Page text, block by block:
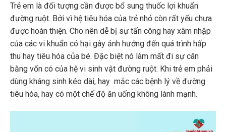
Trẻ em là đối tượng cần được bổ sung thuốc lợi khuẩn
đường ruột. Bởi vì hệ tiêu hóa của trẻ nhỏ còn rất yếu chưa
được hoàn thiện. Cho nên dễ bị sự tấn công hay xâm nhập
của các vi khuẩn có hại gây ảnh hưởng đến quá trình hấp
thu hay tiêu hóa của bé. Đặc biệt nó làm mất đi sự cân
bằng vốn có của hệ vi sinh vật đường ruột. Khi trẻ em phải
dùng kháng sinh kéo dài, hay mắc các bệnh lý về đường
tiêu hóa, hay có một chế độ ăn uống không lành mạnh.